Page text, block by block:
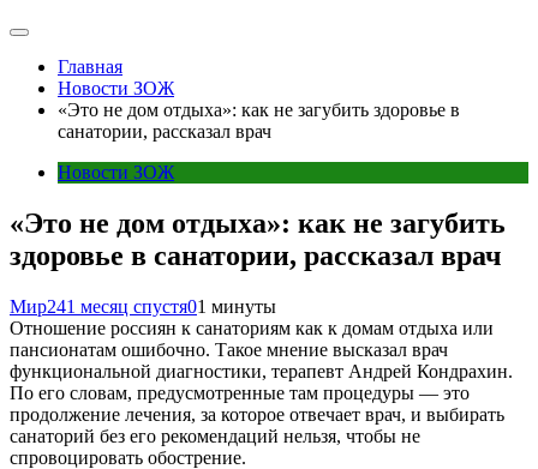
Главная
Новости ЗОЖ
«Это не дом отдыха»: как не загубить здоровье в
санатории, рассказал врач
Новости ЗОЖ
«Это не дом отдыха»: как не загубить
здоровье в санатории, рассказал врач
Мир241 месяц спустя01 минуты
Отношение россиян к санаториям как к домам отдыха или
пансионатам ошибочно. Такое мнение высказал врач
функциональной диагностики, терапевт Андрей Кондрахин.
По его словам, предусмотренные там процедуры — это
продолжение лечения, за которое отвечает врач, и выбирать
санаторий без его рекомендаций нельзя, чтобы не
спровоцировать обострение.